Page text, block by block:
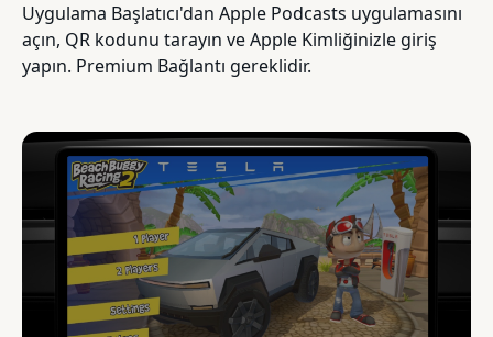
Uygulama Başlatıcı'dan Apple Podcasts uygulamasını
açın, QR kodunu tarayın ve Apple Kimliğinizle giriş
yapın. Premium Bağlantı gereklidir.